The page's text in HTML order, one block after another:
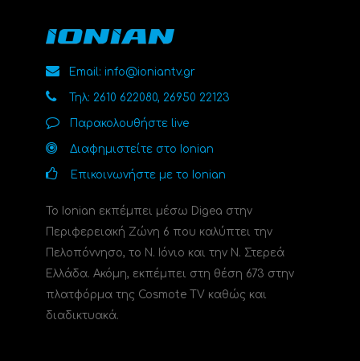
Email: info@ioniantv.gr
Τηλ: 2610 622080, 26950 22123
Παρακολουθήστε live
Διαφημιστείτε στο Ionian
Επικοινωνήστε με το Ionian
Το Ionian εκπέμπει μέσω Digea στην
Περιφερειακή Ζώνη 6 που καλύπτει την
Πελοπόννησο, το N. Ιόνιο και την Ν. Στερεά
Ελλάδα. Ακόμη, εκπέμπει στη θέση 673 στην
πλατφόρμα της Cosmote TV καθώς και
διαδικτυακά.